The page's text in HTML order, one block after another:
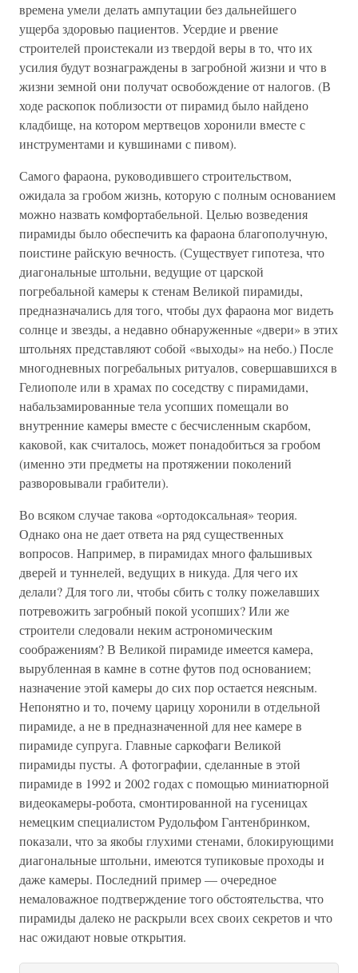
времена умели делать ампутации без дальнейшего
ущерба здоровью пациентов. Усердие и рвение
строителей проистекали из твердой веры в то, что их
усилия будут вознаграждены в загробной жизни и что в
жизни земной они получат освобождение от налогов. (В
ходе раскопок поблизости от пирамид было найдено
кладбище, на котором мертвецов хоронили вместе с
инструментами и кувшинами с пивом).
Самого фараона, руководившего строительством,
ожидала за гробом жизнь, которую с полным основанием
можно назвать комфортабельной. Целью возведения
пирамиды было обеспечить ка фараона благополучную,
поистине райскую вечность. (Существует гипотеза, что
диагональные штольни, ведущие от царской
погребальной камеры к стенам Великой пирамиды,
предназначались для того, чтобы дух фараона мог видеть
солнце и звезды, а недавно обнаруженные «двери» в этих
штольнях представляют собой «выходы» на небо.) После
многодневных погребальных ритуалов, совершавшихся в
Гелиополе или в храмах по соседству с пирамидами,
набальзамированные тела усопших помещали во
внутренние камеры вместе с бесчисленным скарбом,
каковой, как считалось, может понадобиться за гробом
(именно эти предметы на протяжении поколений
разворовывали грабители).
Во всяком случае такова «ортодоксальная» теория.
Однако она не дает ответа на ряд существенных
вопросов. Например, в пирамидах много фальшивых
дверей и туннелей, ведущих в никуда. Для чего их
делали? Для того ли, чтобы сбить с толку пожелавших
потревожить загробный покой усопших? Или же
строители следовали неким астрономическим
соображениям? В Великой пирамиде имеется камера,
вырубленная в камне в сотне футов под основанием;
назначение этой камеры до сих пор остается неясным.
Непонятно и то, почему царицу хоронили в отдельной
пирамиде, а не в предназначенной для нее камере в
пирамиде супруга. Главные саркофаги Великой
пирамиды пусты. А фотографии, сделанные в этой
пирамиде в 1992 и 2002 годах с помощью миниатюрной
видеокамеры-робота, смонтированной на гусеницах
немецким специалистом Рудольфом Гантенбринком,
показали, что за якобы глухими стенами, блокирующими
диагональные штольни, имеются тупиковые проходы и
даже камеры. Последний пример — очередное
немаловажное подтверждение того обстоятельства, что
пирамиды далеко не раскрыли всех своих секретов и что
нас ожидают новые открытия.